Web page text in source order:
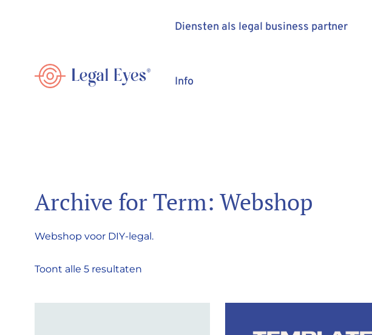
Diensten als legal business partner
Info
Archive for Term: Webshop
Webshop voor DIY-legal.
Toont alle 5 resultaten